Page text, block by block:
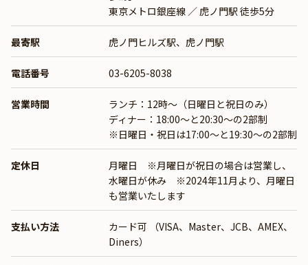
東京メトロ銀座線 ／ 虎ノ門駅 徒歩5分
最寄駅 虎ノ門ヒルズ駅、虎ノ門駅
電話番号 03-6205-8038
営業時間
ランチ：12時～（日曜日と祝日のみ）
ディナー：18:00～と20:30～の2部制
※日曜日・祝日は17:00～と19:30～の2部制
定休日
月曜日 ※月曜日が祝日の場合は営業し、
水曜日が休み ※2024年11月より、月曜日
も営業いたします
支払い方法
カード可 （VISA、Master、JCB、AMEX、
Diners）